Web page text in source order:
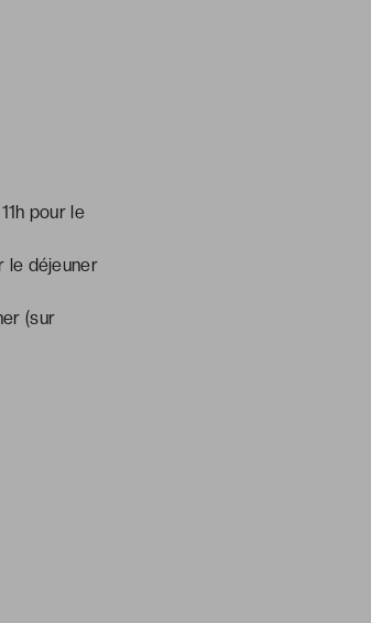
pour le
le déjeuner
(sur